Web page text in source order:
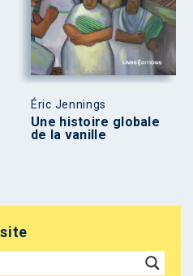
Éric Jennings
Une histoire globale
de la vanille